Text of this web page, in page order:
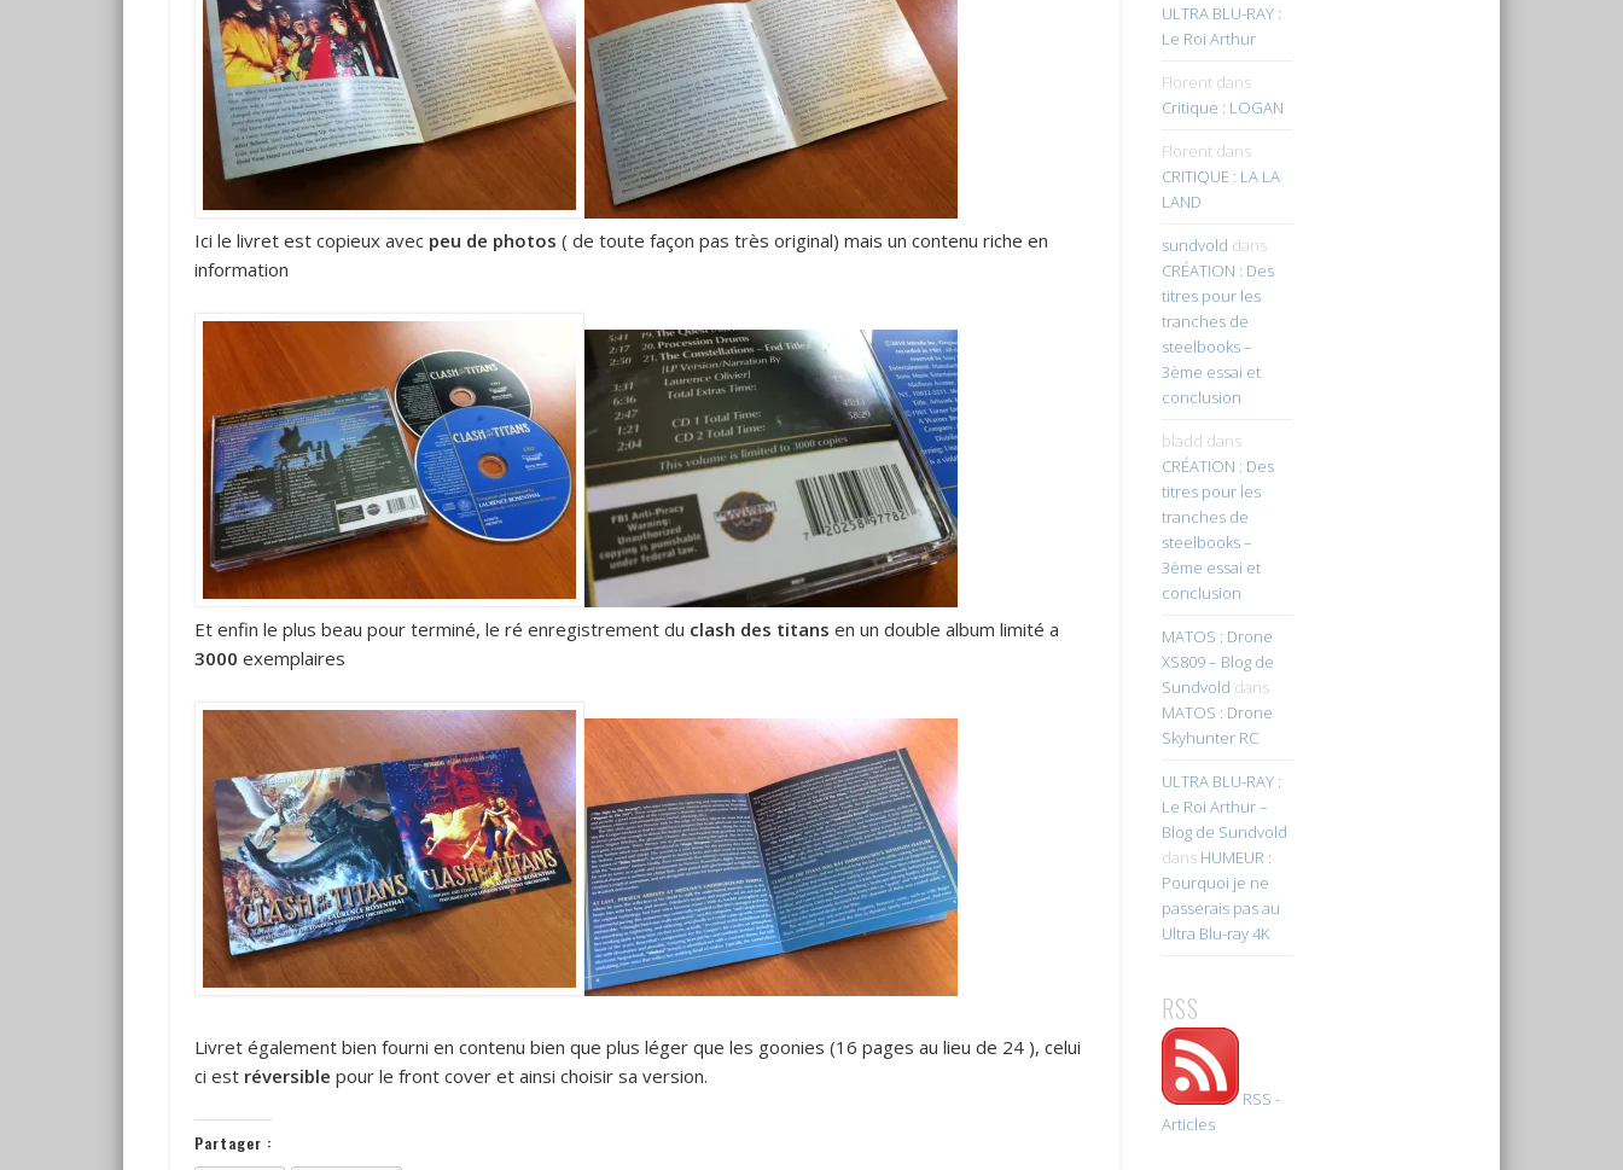
Ici le livret est copieux avecpeu de photos ( de toute façon pas très original) mais un contenu riche en
information
Et enfin le plus beau pour terminé, le ré enregistrement du clash des titans en un double album limité a
3000 exemplaires
Livret également bien fourni en contenu bien que plus léger que les goonies (16 pages au lieu de 24 ), celui
ci est réversible pour le front cover et ainsi choisir sa version.
Partager :
ULTRA BLU-RAY :
Le Roi Arthur
Florentdans
Critique : LOGAN
Florentdans
CRITIQUE : LA LA
LAND
sundvold dans
CRÉATION : Des
titres pour les
tranches de
steelbooks –
3ème essai et
conclusion
bladd dans
CRÉATION : Des
titres pour les
tranches de
steelbooks –
3ème essai et
conclusion
MATOS : Drone
XS809 – Blog de
Sundvold dans
MATOS : Drone
Skyhunter RC
ULTRA BLU-RAY :
Le Roi Arthur –
Blog de Sundvold
dans HUMEUR :
Pourquoi je ne
passerais pas au
Ultra Blu-ray 4K
RSS
RSS -
Articles